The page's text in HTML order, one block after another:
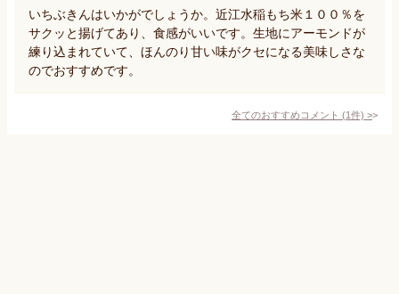
いちぶきんはいかがでしょうか。近江水稲もち米１００％を
サクッと揚げてあり、食感がいいです。生地にアーモンドが
練り込まれていて、ほんのり甘い味がクセになる美味しさな
のでおすすめです。
全てのおすすめコメント (1件) >